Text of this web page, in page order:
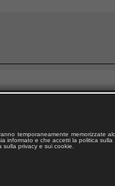
temporaneamente memorizzate
informato e che accetti la politica sulla
privacy e sui cookie.